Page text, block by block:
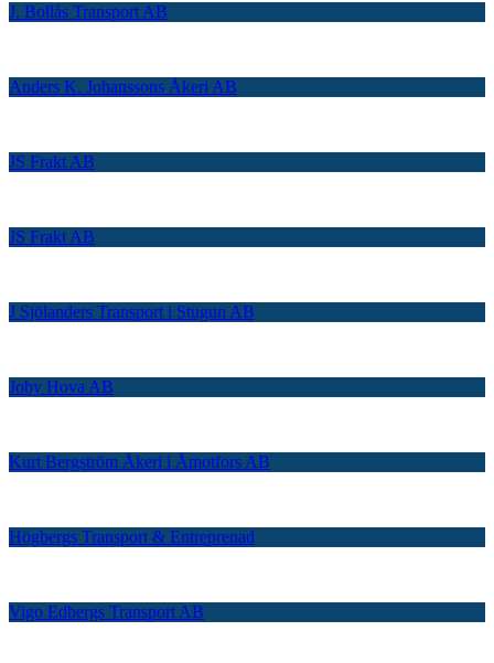
J. Bollås Transport AB
Anders K. Johanssons Åkeri AB
JS Frakt AB
JS Frakt AB
J Sjölanders Transport i Stugun AB
Joby Hova AB
Kurt Bergström Åkeri i Åmotfors AB
Högbergs Transport & Entreprenad
Vigo Edbergs Transport AB